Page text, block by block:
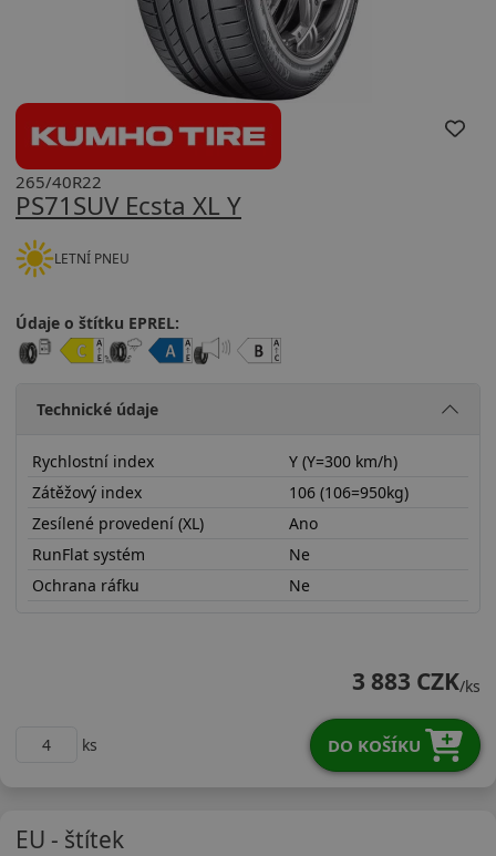
PS71SUV Ecsta XL Y
265/40R22
LETNÍ PNEU
Údaje o štítku EPREL:
Technické údaje
Rychlostní index
Y (Y=300 km/h)
Zátěžový index
106 (106=950kg)
Zesílené provedení (XL)
Ano
RunFlat systém
Ne
Ochrana ráfku
Ne
3 883 CZK/ks
ks DO KOŠÍKU
EU - štítek